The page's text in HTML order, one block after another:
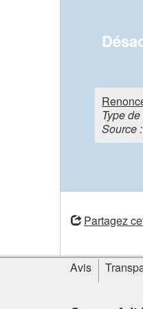
Type
Source :
Partagez
sur
Avis